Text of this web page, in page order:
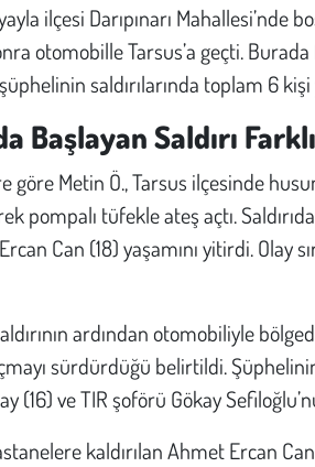
ilçesi Darıpınarı Mahallesi’nde
otomobille Tarsus’a geçti. Burada
saldırılarında toplam 6
Başlayan Saldırı
göre Metin Ö., Tarsus ilçesinde
pompalı tüfekle ateş açtı.
Can (18) yaşamını yitirdi. Olay
ardından otomobiliyle
sürdürdüğü belirtildi.
(16) ve TIR şoförü Gökay
kaldırılan Ahmet Ercan